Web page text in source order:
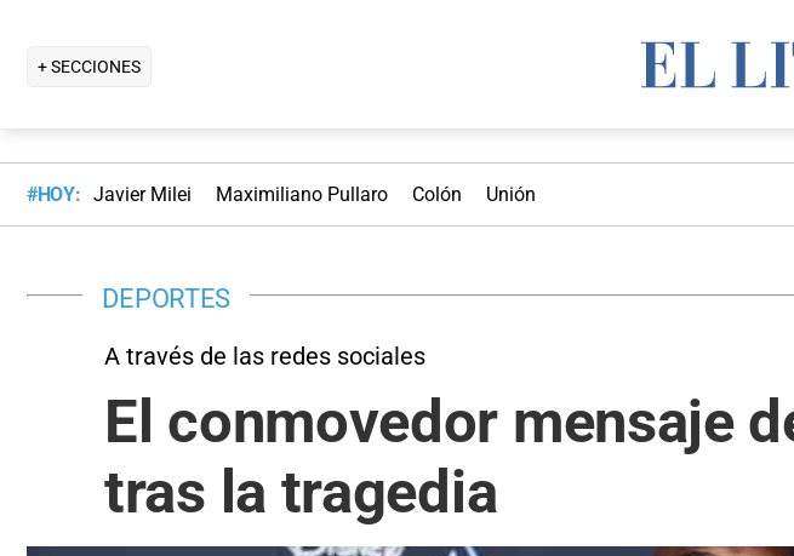
+ SECCIONES
#HOY: Javier Milei Maximiliano Pullaro Colón Unión
DEPORTES
A través de las redes sociales
El conmovedor mensaje
tras la tragedia